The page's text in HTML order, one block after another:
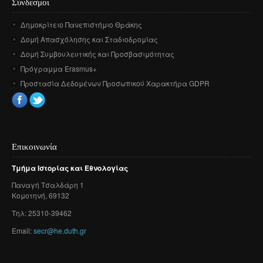
Σύνδεσμοι
Δημοκρίτειο Πανεπιστήμιο Θράκης
Δομή Απασχόλησης και Σταδιοδρομίας
Δομή Συμβουλευτικής και Προσβασιμότητας
Πρόγραμμα Erasmus+
Προστασία Δεδομένων Προσωπικού Χαρακτήρα GDPR
Επικοινωνία
ΤμήμαΙστορίαςκαι Εθνολογίας
Παναγή Τσαλδάρη 1
Κομοτηνή, 69132
Τηλ: 25310-39462
Email:secr@he.duth.gr